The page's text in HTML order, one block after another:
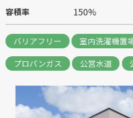
容積率 150%
バリアフリー 室内洗濯機置
プロパンガス
公営水道